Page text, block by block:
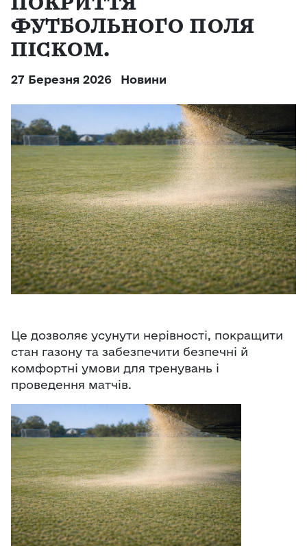
ФУТБОЛЬНОГО ПОЛЯ
ПІСКОМ.
27 Березня 2026 Новини
Це дозволяє усунути нерівності, покращити
стан газону та забезпечити безпечні й
комфортні умови для тренувань і
проведення матчів.